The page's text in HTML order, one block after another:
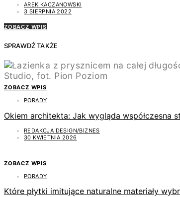
AREK KACZANOWSKI
3 SIERPNIA 2022
ZOBACZ WPIS
SPRAWDŹ TAKŻE
ZOBACZ WPIS
PORADY
Okiem architekta: Jak wygląda współczesna
REDAKCJA DESIGN/BIZNES
30 KWIETNIA 2026
ZOBACZ WPIS
PORADY
Które płytki imitujące naturalne materiały